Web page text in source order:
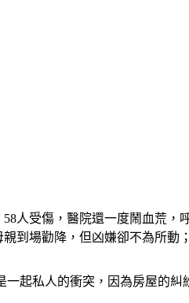
人受傷，醫院還一度鬧血荒
到場勸降，但凶嫌卻不為所動
一起私人的衝突，因為房屋的